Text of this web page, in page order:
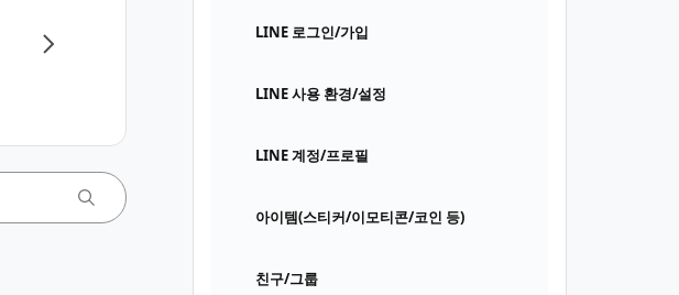
LINE 로그인/가입
LINE 사용 환경/설정
LINE 계정/프로필
아이템(스티커/이모티콘/코인 등)
친구/그룹